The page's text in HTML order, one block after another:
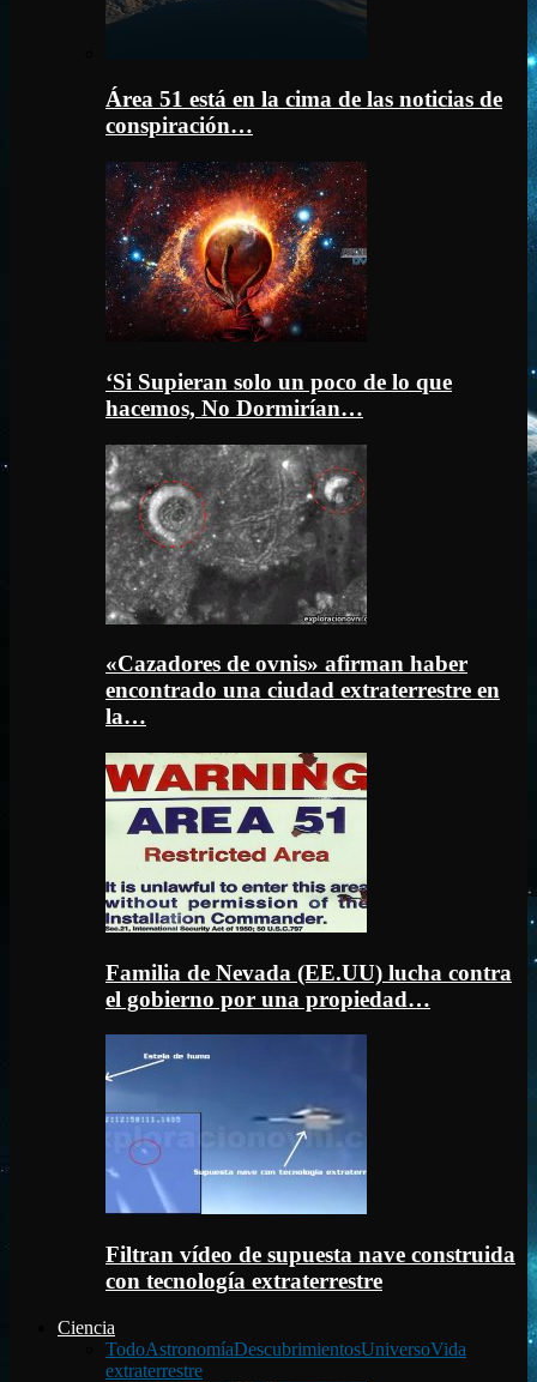
Área 51 está en la cima de las noticias de
conspiración…
‘Si Supieran solo un poco de lo que
hacemos, No Dormirían…
«Cazadores de ovnis» afirman haber
encontrado una ciudad extraterrestre en
la…
Familia de Nevada (EE.UU) lucha contra
el gobierno por una propiedad…
Filtran vídeo de supuesta nave construida
con tecnología extraterrestre
Ciencia
TodoAstronomíaDescubrimientosUniversoVida
extraterrestre